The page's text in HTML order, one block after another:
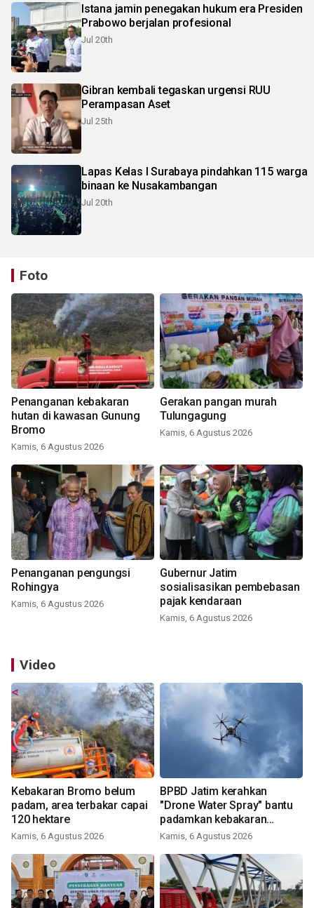
Istana jamin penegakan hukum era Presiden
Prabowo berjalan profesional
Jul 20th
Gibran kembali tegaskan urgensi RUU
Perampasan Aset
Jul 25th
Lapas Kelas I Surabaya pindahkan 115 warga
binaan ke Nusakambangan
Jul 20th
Foto
Penanganan kebakaran
hutan di kawasan Gunung
Bromo
Kamis, 6 Agustus 2026
Gerakan pangan murah
Tulungagung
Kamis, 6 Agustus 2026
Penanganan pengungsi
Rohingya
Kamis, 6 Agustus 2026
Gubernur Jatim
sosialisasikan pembebasan
pajak kendaraan
Kamis, 6 Agustus 2026
Video
Kebakaran Bromo belum
padam, area terbakar capai
120 hektare
Kamis, 6 Agustus 2026
BPBD Jatim kerahkan
"Drone Water Spray" bantu
padamkan kebakaran
Bromo
Kamis, 6 Agustus 2026